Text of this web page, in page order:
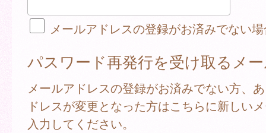
メールアドレスの登録がお済みでない
パスワード再発行を受け取るメ
メールアドレスの登録がお済みでない方、
ドレスが変更となった方はこちらに新しい
入力してください。